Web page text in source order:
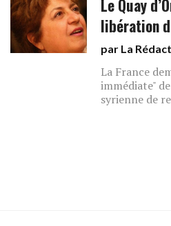
Le Quay
libération
par La
La France
immédiate"
syrienne de